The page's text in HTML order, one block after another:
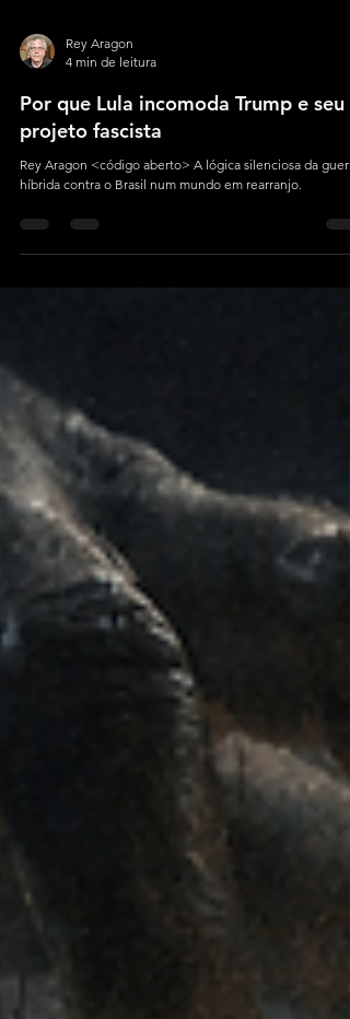
Rey Aragon
4 min de leitura
Por que Lula incomoda Trump e seu
projeto fascista
Rey Aragon <código aberto> A lógica silenciosa da